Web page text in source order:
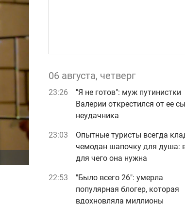
06 августа, четверг
23:26
"Я не готов": муж путинистки
Валерии открестился от ее
неудачника
23:03
Опытные туристы всегда
чемодан шапочку для душа:
для чего она нужна
22:53
"Было всего 26": умерла
популярная блогер, которая
вдохновляла миллионы